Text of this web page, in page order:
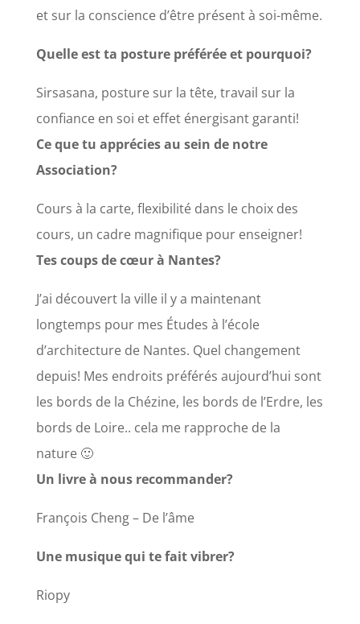
et sur la conscience d’être présent à soi-même.
Quelle est ta posture préférée et pourquoi?
Sirsasana, posture sur la tête, travail sur la
confiance en soi et effet énergisant garanti!
Ce que tu apprécies au sein de notre
Association?
Cours à la carte, flexibilité dans le choix des
cours, un cadre magnifique pour enseigner!
Tes coups de cœur à Nantes?
J’ai découvert la ville il y a maintenant
longtemps pour mes Études à l’école
d’architecture de Nantes. Quel changement
depuis! Mes endroits préférés aujourd’hui sont
les bords de la Chézine, les bords de l’Erdre, les
bords de Loire.. cela me rapproche de la
nature 🙂
Un livre à nous recommander?
François Cheng – De l’âme
Une musique qui te fait vibrer?
Riopy